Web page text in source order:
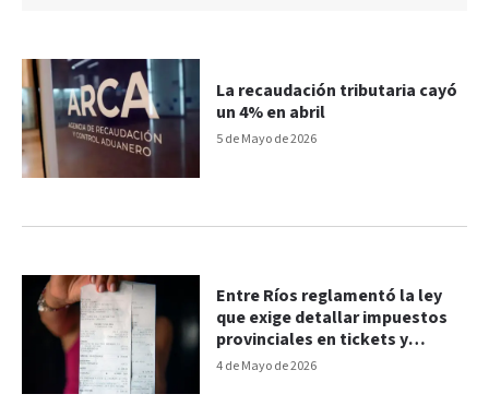
5 de Mayo de 2026
La recaudación tributaria cayó
un 4% en abril
4 de Mayo de 2026
Entre Ríos reglamentó la ley
que exige detallar impuestos
provinciales en tickets y
facturas